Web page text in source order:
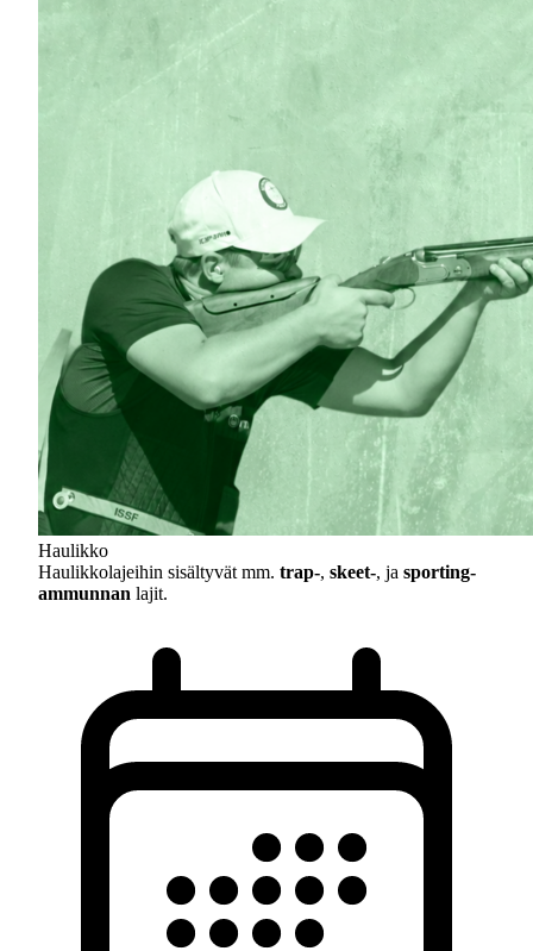
Haulikko
Haulikkolajeihin sisältyvät mm. trap-, skeet-, ja sporting-
ammunnan lajit.